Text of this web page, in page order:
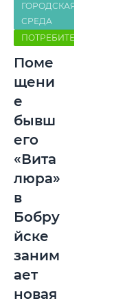
ГОРОДСКАЯ
СРЕДА
ПОТРЕБИТЕЛЬ
Поме
щени
е
бывш
его
«Вита
люра»
в
Бобру
йске
заним
ает
новая